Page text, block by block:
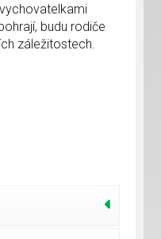
budu rodiče
záležitostech.